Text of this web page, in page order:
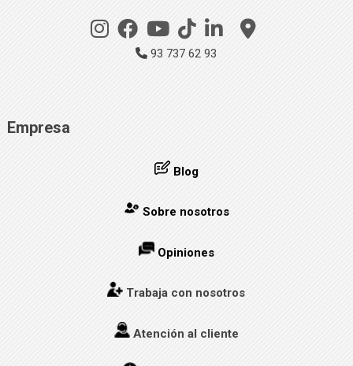
93 737 62 93
Empresa
Blog
Sobre nosotros
Opiniones
Trabaja con nosotros
Atención al cliente